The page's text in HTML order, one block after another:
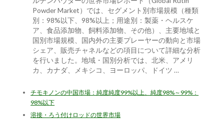
Powder Market）では、セグメント別市場規模（種類
別：98%以下、98%以上；用途別：製薬・ヘルスケ
ア、食品添加物、飼料添加物、その他）、主要地域と
国別市場規模、国内外の主要プレーヤーの動向と市場
シェア、販売チャネルなどの項目について詳細な分析
を行いました。地域・国別分析では、北米、アメリ
カ、カナダ、メキシコ、ヨーロッパ、ドイツ …
チモキノンの中国市場：純度純度99%以上、純度98%～99%：
98%以下
溶接・ろう付けロッドの世界市場